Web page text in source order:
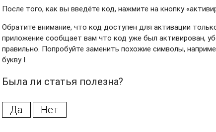
После того, как вы введёте код, нажмите на кнопку
Обратите внимание, что код доступен для активации
приложение сообщает вам что код уже был активирован,
правильно. Попробуйте заменить похожие символы,
букву I.
Была ли статья полезна?
Да Нет